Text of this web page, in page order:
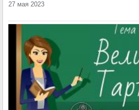
27 мая 2023